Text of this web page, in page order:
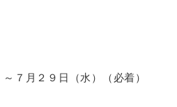
７月２９日（水）（必着）